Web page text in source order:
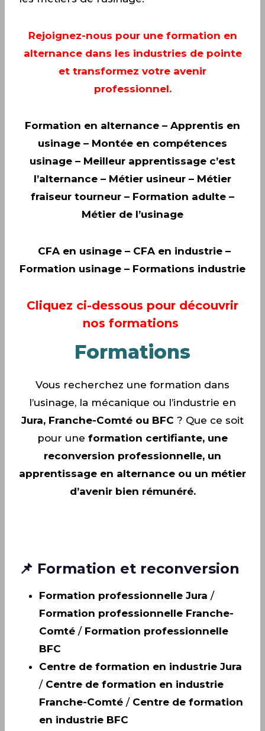
Rejoignez-nous pour une formation en
alternance dans les industries de pointe
et transformez votre avenir
professionnel.
Formation en alternance – Apprentis en
usinage – Montée en compétences
usinage – Meilleur apprentissage c’est
l’alternance – Métier usineur – Métier
fraiseur tourneur – Formation adulte –
Métier de l’usinage
CFA en usinage – CFA en industrie –
Formation usinage – Formations industrie
Cliquez ci-dessous pour découvrir
nos formations
Formations
Vous recherchez une formation dans
l’usinage, la mécanique ou l’industrie en
Jura, Franche-Comté ou BFC ? Que ce soit
pour une formation certifiante, une
reconversion professionnelle, un
apprentissage en alternance ou un métier
d’avenir bien rémunéré.
📌 Formation et reconversion
Formation professionnelle Jura /
Formation professionnelle Franche-
Comté / Formation professionnelle
BFC
Centre de formation en industrie Jura
/ Centre de formation en industrie
Franche-Comté / Centre de formation
en industrie BFC